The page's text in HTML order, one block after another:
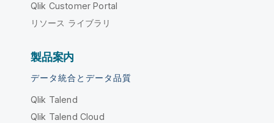
Qlik Customer Portal
リソース ライブラリ
製品案内
データ統合とデータ品質
Qlik Talend
Qlik Talend Cloud